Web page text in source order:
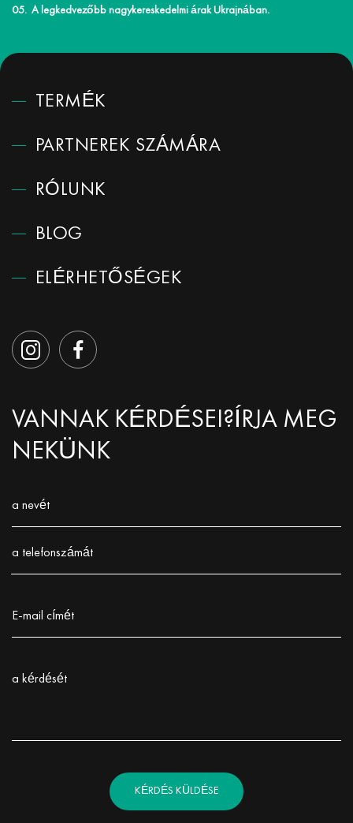
A legkedvezőbb nagykereskedelmi árak Ukrajnában.
TERMÉK
PARTNEREK SZÁMÁRA
RÓLUNK
BLOG
ELÉRHETŐSÉGEK
VANNAK KÉRDÉSEI? ÍRJA MEG
NEKÜNK
a nevét
a telefonszámát
E-mail címét
a kérdését
KÉRDÉS KÜLDÉSE